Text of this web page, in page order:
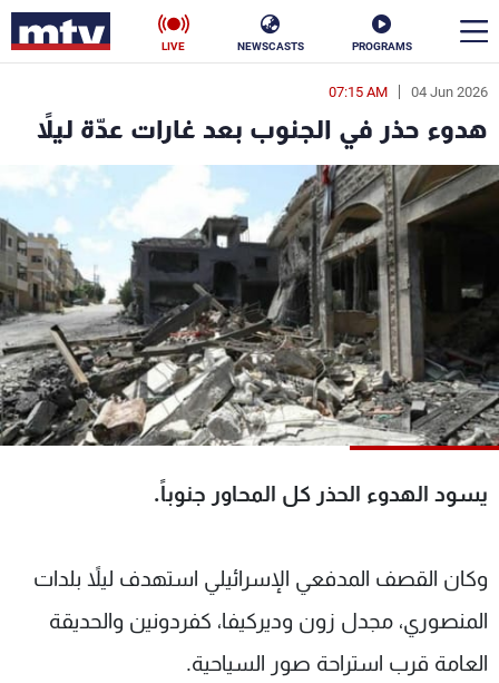
PROGRAMS
NEWSCASTS
LIVE
04 Jun 2026
07:15 AM
هدوء حذر في الجنوب بعد غارات عدّة ليلاً
يسود الهدوء الحذر كل المحاور جنوباً.
وكان القصف المدفعي الإسرائيلي استهدف ليلاً بلدات
المنصوري، مجدل زون وديركيفا، كفردونين والحديقة
العامة قرب استراحة صور السياحية.
en
الأخبار
سياسة ناس
فن
منوعات رياضة
كأس العالم
جدول البرامج
عن MTV
لاعلاناتكم
وظائف
شروط الإسـتخدام